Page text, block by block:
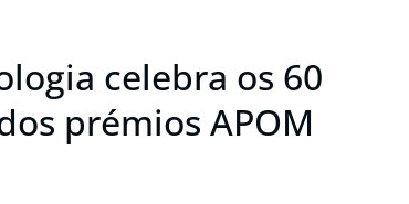
celebra os 60
prémios APOM